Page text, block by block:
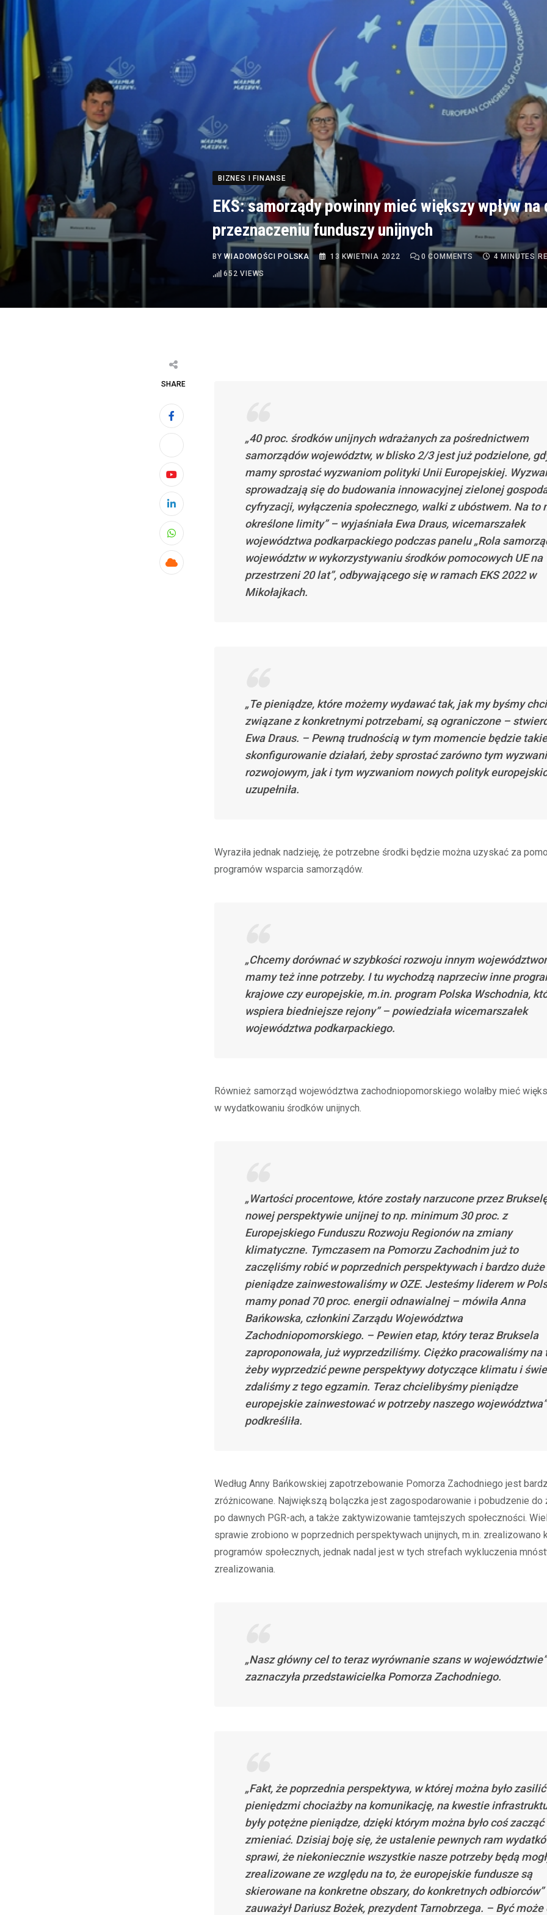
BIZNES I FINANSE
EKS: samorządy powinny mieć większy wpływ na
przeznaczeniu funduszy unijnych
BYWIADOMOŚCI POLSKA 13 KWIETNIA 2022 0 COMMENTS
4 MINUTES
652 VIEWS
SHARE
Youtube
LinkedIn
Whatsapp
Cloud
„40 proc. środków unijnych wdrażanych za pośrednictwem
samorządów województw, w blisko 2/3 jest już podzielone,
mamy sprostać wyzwaniom polityki Unii Europejskiej.
sprowadzają się do budowania innowacyjnej zielonej
cyfryzacji, wyłączenia społecznego, walki z ubóstwem. Na to
określone limity” – wyjaśniała Ewa Draus, wicemarszałek
województwa podkarpackiego podczas panelu „Rola
województw w wykorzystywaniu środków pomocowych UE na
przestrzeni 20 lat”, odbywającego się w ramach EKS 2022 w
Mikołajkach.
„Te pieniądze, które możemy wydawać tak, jak my byśmy
związane z konkretnymi potrzebami, są ograniczone –
Ewa Draus. – Pewną trudnością w tym momencie będzie takie
skonfigurowanie działań, żeby sprostać zarówno tym
rozwojowym, jak i tym wyzwaniom nowych polityk
uzupełniła.
Wyraziła jednak nadzieję, że potrzebne środki będzie można uzyskać za
programów wsparcia samorządów.
„Chcemy dorównać w szybkości rozwoju innym
mamy też inne potrzeby. I tu wychodzą naprzeciw inne
krajowe czy europejskie, m.in. program Polska Wschodnia,
wspiera biedniejsze rejony” – powiedziała wicemarszałek
województwa podkarpackiego.
Również samorząd województwa zachodniopomorskiego wolałby mieć
w wydatkowaniu środków unijnych.
„Wartości procentowe, które zostały narzucone przez
nowej perspektywie unijnej to np. minimum 30 proc. z
Europejskiego Funduszu Rozwoju Regionów na zmiany
klimatyczne. Tymczasem na Pomorzu Zachodnim już to
zaczęliśmy robić w poprzednich perspektywach i bardzo duże
pieniądze zainwestowaliśmy w OZE. Jesteśmy liderem w
mamy ponad 70 proc. energii odnawialnej – mówiła Anna
Bańkowska, członkini Zarządu Województwa
Zachodniopomorskiego. – Pewien etap, który teraz Bruksela
zaproponowała, już wyprzedziliśmy. Ciężko pracowaliśmy na
żeby wyprzedzić pewne perspektywy dotyczące klimatu i
zdaliśmy z tego egzamin. Teraz chcielibyśmy pieniądze
europejskie zainwestować w potrzeby naszego
podkreśliła.
Według Anny Bańkowskiej zapotrzebowanie Pomorza Zachodniego jest
zróżnicowane. Największą bolączka jest zagospodarowanie i pobudzenie do
po dawnych PGR-ach, a także zaktywizowanie tamtejszych społeczności.
sprawie zrobiono w poprzednich perspektywach unijnych, m.in. zrealizowano
programów społecznych, jednak nadal jest w tych strefach wykluczenia
zrealizowania.
„Nasz główny cel to teraz wyrównanie szans w
zaznaczyła przedstawicielka Pomorza Zachodniego.
„Fakt, że poprzednia perspektywa, w której można było
pieniędzmi chociażby na komunikację, na kwestie
były potężne pieniądze, dzięki którym można było coś zacząć
zmieniać. Dzisiaj boję się, że ustalenie pewnych ram
sprawi, że niekoniecznie wszystkie nasze potrzeby będą
zrealizowane ze względu na to, że europejskie fundusze są
skierowane na konkretne obszary, do konkretnych odbiorców”
zauważył Dariusz Bożek, prezydent Tarnobrzega. – Być może